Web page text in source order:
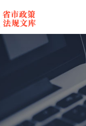
toggle
navigation